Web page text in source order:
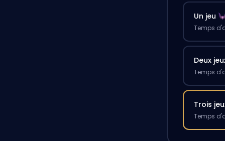
Un jeu
Temps
Deux
Temps
Trois
Temps